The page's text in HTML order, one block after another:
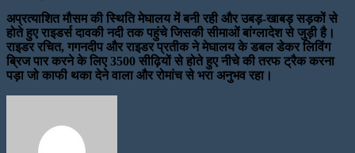
अप्रत्याशित मौसम की स्थिति मेघालय में बनी रही और उबड़-खाबड़ सड़कों से
होते हुए राइडर्स दावकी नदी तक पहुंचे जिसकी सीमाओं बांग्लादेश से जुड़ी है।
राइडर रचित, गगनदीप और राइडर प्रतीक ने मेघालय के डबल डेकर लिविंग
ब्रिज पार करने के लिए 3500 सीढ़ियों से होते हुए नीचे की तरफ ट्रैक करना
पड़ा जो काफी थका देने वाला और रोमांच से भरा अनुभव रहा।